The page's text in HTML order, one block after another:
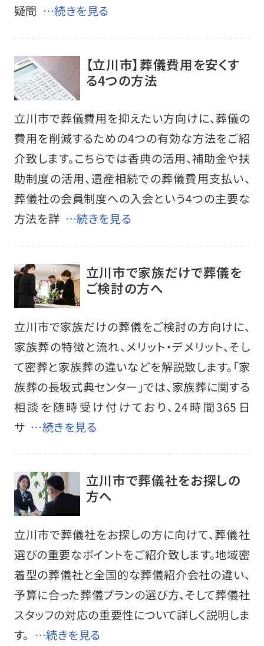
疑問 …続きを見る
【立川市】葬儀費用を安くす
る4つの方法
立川市で葬儀費用を抑えたい方向けに、葬儀の
費用を削減するための4つの有効な方法をご紹
介致します。こちらでは香典の活用、補助金や扶
助制度の活用、遺産相続での葬儀費用支払い、
葬儀社の会員制度への入会という4つの主要な
方法を詳 …続きを見る
立川市で家族だけで葬儀を
ご検討の方へ
立川市で家族だけの葬儀をご検討の方向けに、
家族葬の特徴と流れ、メリット・デメリット、そし
て密葬と家族葬の違いなどを解説致します。「家
族葬の長坂式典センター」では、家族葬に関する
相談を随時受け付けており、24時間365日
サ …続きを見る
立川市で葬儀社をお探しの
方へ
立川市で葬儀社をお探しの方に向けて、葬儀社
選びの重要なポイントをご紹介致します。地域密
着型の葬儀社と全国的な葬儀紹介会社の違い、
予算に合った葬儀プランの選び方、そして葬儀社
スタッフの対応の重要性について詳しく説明しま
す。 …続きを見る